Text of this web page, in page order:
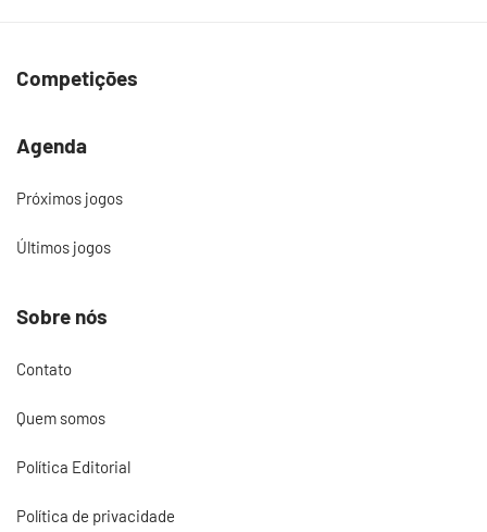
Competições
Agenda
Próximos jogos
Últimos jogos
Sobre nós
Contato
Quem somos
Política Editorial
Política de privacidade